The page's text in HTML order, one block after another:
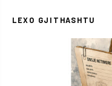
LEXO GJITHASHTU